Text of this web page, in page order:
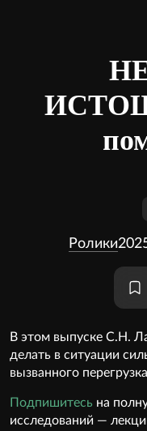
Ролики
В этом выпуске С.Н.
делать в ситуации
вызванного
Подпишитесь на
исследований —